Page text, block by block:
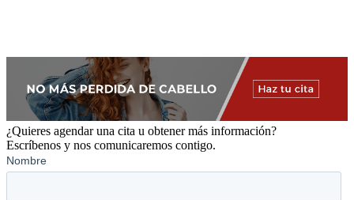
¿Quieres agendar una cita u obtener más información?
Escríbenos y nos comunicaremos contigo.